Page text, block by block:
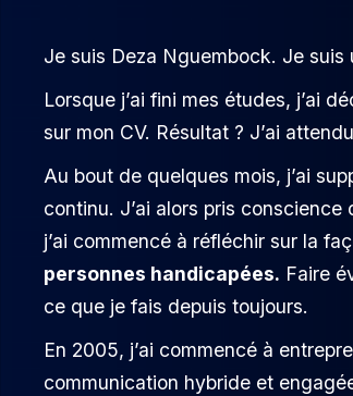
Je suis Deza Nguembock. Je suis
Lorsque j’ai fini mes études, j’ai
sur mon CV. Résultat ? J’ai
Au bout de quelques mois, j’ai
continu. J’ai alors pris
j’ai commencé à réfléchir sur la
personnes handicapées. Faire
ce que je fais depuis toujours.
En 2005, j’ai commencé à
communication hybride et